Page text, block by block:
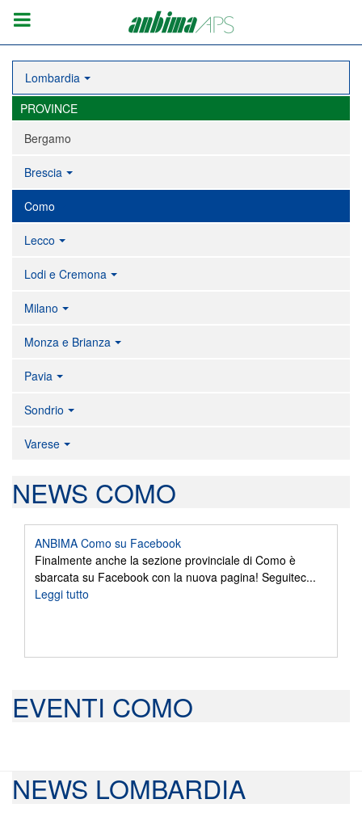
Lombardia
PROVINCE
Bergamo
Brescia
Como
Lecco
Lodi e Cremona
Milano
Monza e Brianza
Pavia
Sondrio
Varese
NEWS COMO
ANBIMA Como su Facebook
Finalmente anche la sezione provinciale di Como è
sbarcata su Facebook con la nuova pagina! Seguitec...
Leggi tutto
EVENTI COMO
NEWS LOMBARDIA